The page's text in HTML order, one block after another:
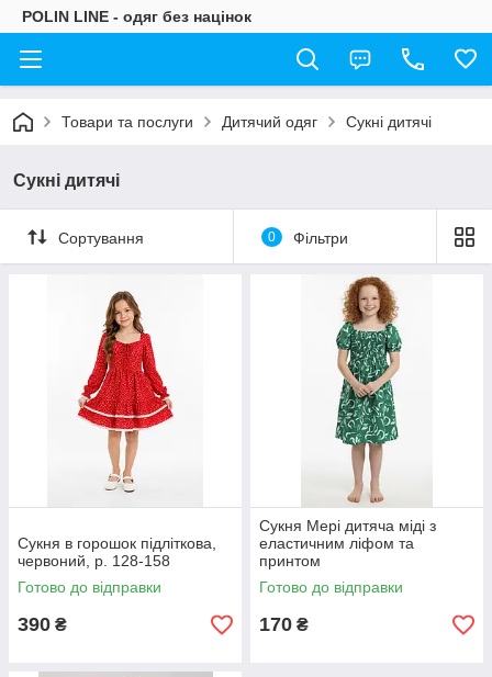
POLIN LINE - одяг без націнок
Товари та послуги Дитячий одяг Сукні дитячі
Сукні дитячі
Сортування 0 Фільтри
Сукня в горошок підліткова,
червоний, р. 128-158
Готово до відправки
390 ₴
Сукня Мері дитяча міді з
еластичним ліфом та
принтом
Готово до відправки
170 ₴